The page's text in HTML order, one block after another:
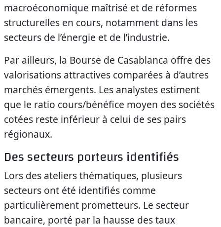
macroéconomique maîtrisé et de réformes
structurelles en cours, notamment dans les
secteurs de l’énergie et de l’industrie.
Par ailleurs, la Bourse de Casablanca offre des
valorisations attractives comparées à d’autres
marchés émergents. Les analystes estiment
que le ratio cours/bénéfice moyen des sociétés
cotées reste inférieur à celui de ses pairs
régionaux.
Des secteurs porteurs identifiés
Lors des ateliers thématiques, plusieurs
secteurs ont été identifiés comme
particulièrement prometteurs. Le secteur
bancaire, porté par la hausse des taux